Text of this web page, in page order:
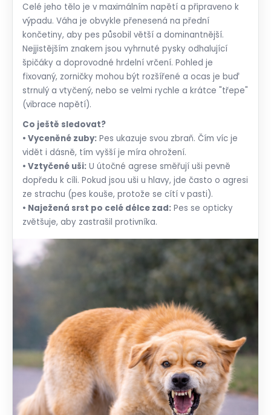
Celé jeho tělo je v maximálním napětí a připraveno k
výpadu. Váha je obvykle přenesená na přední
končetiny, aby pes působil větší a dominantnější.
Nejjistějším znakem jsou vyhrnuté pysky odhalující
špičáky a doprovodné hrdelní vrčení. Pohled je
fixovaný, zorničky mohou být rozšířené a ocas je buď
strnulý a vtyčený, nebo se velmi rychle a krátce "třepe"
(vibrace napětí).
Co ještě sledovat?
• Vyceněné zuby: Pes ukazuje svou zbraň. Čím víc je
vidět i dásně, tím vyšší je míra ohrožení.
• Vztyčené uši: U útočné agrese směřují uši pevně
dopředu k cíli. Pokud jsou uši u hlavy, jde často o agresi
ze strachu (pes kouše, protože se cítí v pasti).
• Naježená srst po celé délce zad: Pes se opticky
zvětšuje, aby zastrašil protivníka.